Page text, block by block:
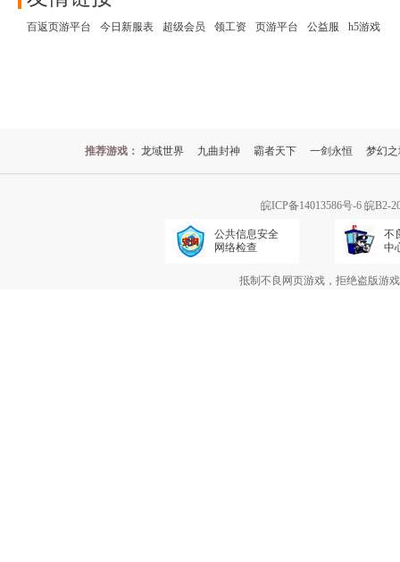
百返页游平台 今日新服表 超级会员 领工资 页游平台 公益服 h5游戏
推荐游戏： 龙域世界 九曲封神 霸者天下 一剑永恒 梦幻
皖ICP备14013586号-6 皖B2-
公共信息安全
网络检查
不
中
抵制不良网页游戏，拒绝盗版游